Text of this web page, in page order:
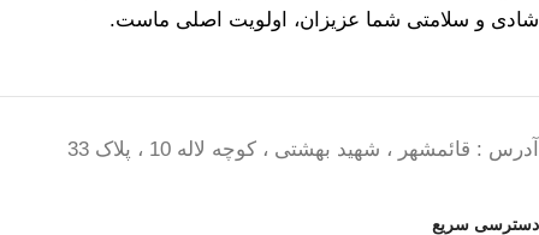
شادی و سلامتی شما عزیزان، اولویت اصلی ماست.
آدرس : قائمشهر ، شهید بهشتی ، کوچه لاله 10 ، پلاک 33
دسترسی سریع